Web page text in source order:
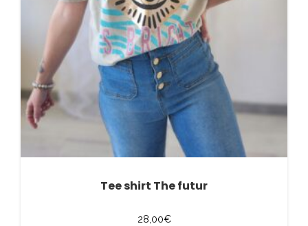
Tee shirt The futur
28,00€